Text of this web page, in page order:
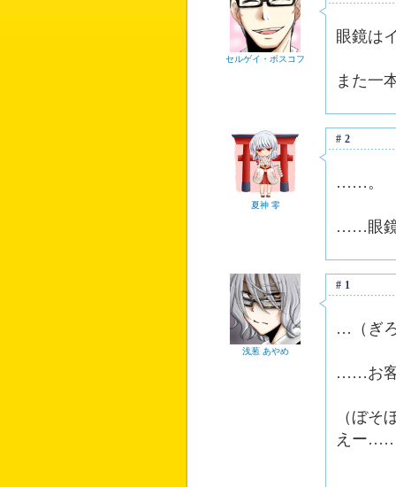
セルゲイ・ボスコフ
眼鏡は
また一
夏神 零
#2
……。
……眼
浅葱 あやめ
#1
…（ぎ
……お
（ぼそ
えー……